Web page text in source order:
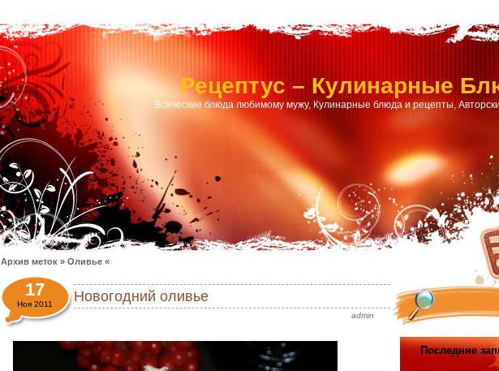
Рецептус – Кулинарные
Всяческие блюда любимому мужу, Кулинарные блюда и рецепты,
Архив меток » Оливье «
Новогодний оливье
admin
17
Ноя 2011
Последние